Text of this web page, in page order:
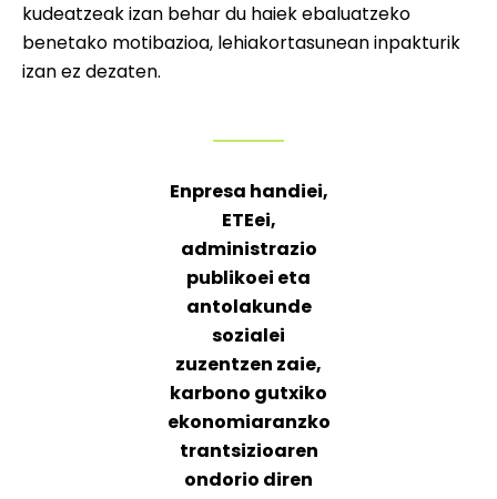
kudeatzeak izan behar du haiek ebaluatzeko
benetako motibazioa, lehiakortasunean inpakturik
izan ez dezaten.
Enpresa handiei,
ETEei,
administrazio
publikoei eta
antolakunde
sozialei
zuzentzen zaie,
karbono gutxiko
ekonomiaranzko
trantsizioaren
ondorio diren